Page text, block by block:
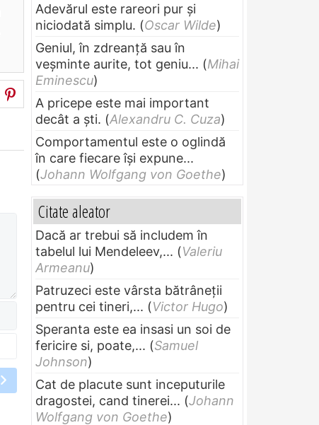
Adevărul este rareori pur și
niciodată simplu. (Oscar Wilde)
Geniul, în zdreanţă sau în
veşminte aurite, tot geniu... (Mihai
Eminescu)
A pricepe este mai important
decât a ști. (Alexandru C. Cuza)
Comportamentul este o oglindă
în care fiecare își expune...
(Johann Wolfgang von Goethe)
Citate aleator
Dacă ar trebui să includem în
tabelul lui Mendeleev,... (Valeriu
Armeanu)
Patruzeci este vârsta bătrâneții
pentru cei tineri,... (Victor Hugo)
Speranta este ea insasi un soi de
fericire si, poate,... (Samuel
Johnson)
Cat de placute sunt inceputurile
dragostei, cand tinerei... (Johann
Wolfgang von Goethe)